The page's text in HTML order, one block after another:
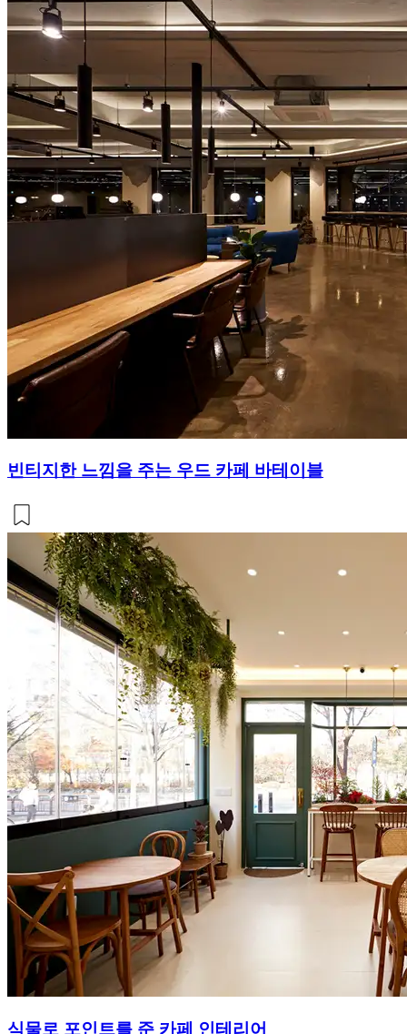
빈티지한 느낌을 주는 우드 카페 바테이블
식물로 포인트를 준 카페 인테리어